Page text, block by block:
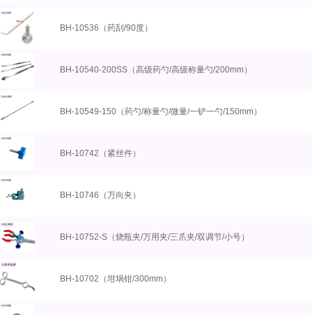
BH-10536（药刮/90度）
BH-10540-200SS（高级药勺/高级称量勺/200mm）
BH-10549-150（药勺/称量勺/微量/一铲一勺/150mm）
BH-10742（紧丝件）
BH-10746（万向夹）
BH-10752-S（烧瓶夹/万用夹/三爪夹/双调节/小号）
BH-10702（坩埚钳/300mm）